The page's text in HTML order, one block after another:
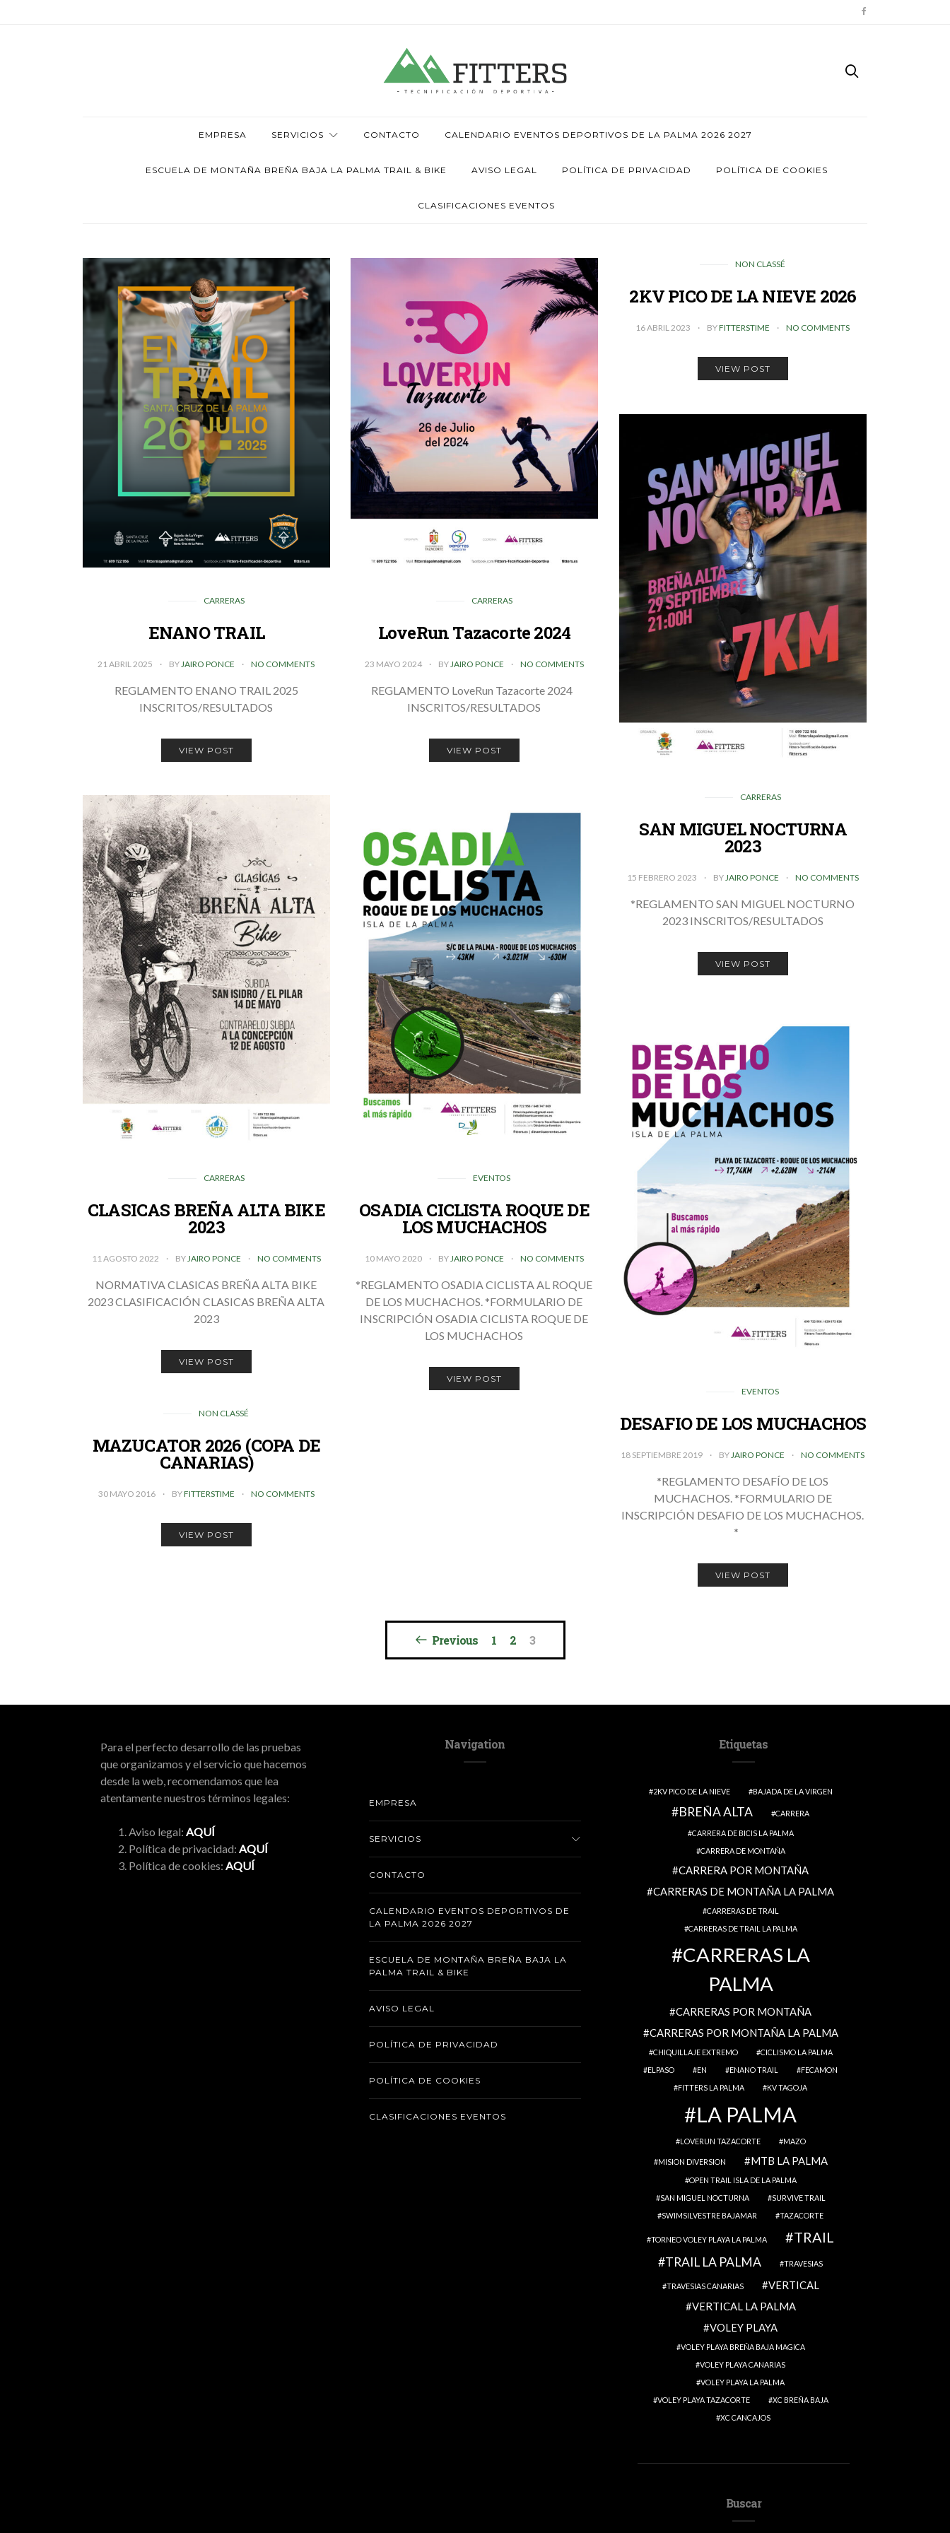
EMPRESA SERVICIOS CONTACTO CALENDARIO EVENTOS DEPORTIVOS DE LA PALMA 2026 2027
ESCUELA DE MONTAÑA BREÑA BAJA LA PALMA TRAIL & BIKE AVISO LEGAL POLÍTICA DE PRIVACIDAD POLÍTICA DE COOKIES
CLASIFICACIONES EVENTOS
CARRERAS
ENANO TRAIL
21 ABRIL 2025 BY JAIRO PONCE NO COMMENTS
REGLAMENTO ENANO TRAIL 2025
INSCRITOS/RESULTADOS
VIEW POST
CARRERAS
LoveRun Tazacorte 2024
23 MAYO 2024 BY JAIRO PONCE NO COMMENTS
REGLAMENTO LoveRun Tazacorte 2024
INSCRITOS/RESULTADOS
VIEW POST
NON CLASSÉ
2KV PICO DE LA NIEVE 2026
16 ABRIL 2023 BYFITTERSTIME NO COMMENTS
VIEW POST
CARRERAS
SAN MIGUEL NOCTURNA
2023
15 FEBRERO 2023 BY JAIRO PONCE NO COMMENTS
*REGLAMENTO SAN MIGUEL NOCTURNO
2023 INSCRITOS/RESULTADOS
VIEW POST
CARRERAS
CLASICAS BREÑA ALTA BIKE
2023
11 AGOSTO 2022 BY JAIRO PONCE NO COMMENTS
NORMATIVA CLASICAS BREÑA ALTA BIKE
2023 CLASIFICACIÓN CLASICAS BREÑA ALTA
2023
VIEW POST
EVENTOS
OSADIA CICLISTA ROQUE DE
LOS MUCHACHOS
10 MAYO 2020 BY JAIRO PONCE NO COMMENTS
*REGLAMENTO OSADIA CICLISTA AL ROQUE
DE LOS MUCHACHOS. *FORMULARIO DE
INSCRIPCIÓN OSADIA CICLISTA ROQUE DE
LOS MUCHACHOS
VIEW POST
EVENTOS
DESAFIO DE LOS MUCHACHOS
18 SEPTIEMBRE 2019 BY JAIRO PONCE NO COMMENTS
*REGLAMENTO DESAFÍO DE LOS
MUCHACHOS. *FORMULARIO DE
INSCRIPCIÓN DESAFIO DE LOS MUCHACHOS.
*
VIEW POST
NON CLASSÉ
MAZUCATOR 2026 (COPA DE
CANARIAS)
30 MAYO 2016 BYFITTERSTIME NO COMMENTS
VIEW POST
Previous 1 2 3
Para el perfecto desarrollo de las pruebas
que organizamos y el servicio que hacemos
desde la web, recomendamos que lea
atentamente nuestros términos legales:
Aviso legal: AQUÍ
Política de privacidad: AQUÍ
Política de cookies: AQUÍ
Navigation
EMPRESA
SERVICIOS
CONTACTO
CALENDARIO EVENTOS DEPORTIVOS DE
LA PALMA 2026 2027
ESCUELA DE MONTAÑA BREÑA BAJA LA
PALMA TRAIL & BIKE
AVISO LEGAL
POLÍTICA DE PRIVACIDAD
POLÍTICA DE COOKIES
CLASIFICACIONES EVENTOS
Etiquetas
2KV PICO DE LA NIEVE BAJADA DE LA VIRGEN
BREÑA ALTA CARRERA
CARRERA DE BICIS LA PALMA
CARRERA DE MONTAÑA
CARRERA POR MONTAÑA
CARRERAS DE MONTAÑA LA PALMA
CARRERAS DE TRAIL
CARRERAS DE TRAIL LA PALMA
CARRERAS LA
PALMA
CARRERAS POR MONTAÑA
CARRERAS POR MONTAÑA LA PALMA
CHIQUILLAJE EXTREMO
CICLISMO LA PALMA
ELPASO
EN ENANO TRAIL
FECAMON
FITTERS LA PALMA
KV TAGOJA
LA PALMA
LOVERUN TAZACORTE MAZO
MISION DIVERSION MTB LA PALMA
OPEN TRAIL ISLA DE LA PALMA
SAN MIGUEL NOCTURNA
SURVIVE TRAIL
SWIMSILVESTRE BAJAMAR
TAZACORTE
TORNEO VOLEY PLAYA LA PALMA TRAIL
TRAIL LA PALMA TRAVESIAS
TRAVESIAS CANARIAS
VERTICAL
VERTICAL LA PALMA
VOLEY PLAYA
VOLEY PLAYA BREÑA BAJA MAGICA
VOLEY PLAYA CANARIAS
VOLEY PLAYA LA PALMA
VOLEY PLAYA TAZACORTE
XC BREÑA BAJA
XC CANCAJOS
Buscar